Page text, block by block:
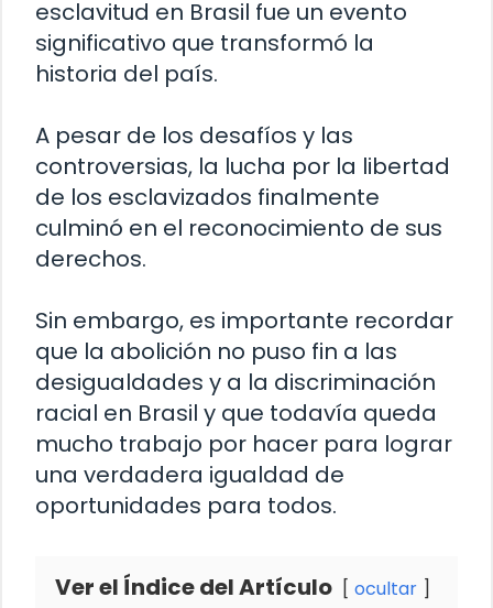
esclavitud en Brasil fue un evento
significativo que transformó la
historia del país.
A pesar de los desafíos y las
controversias, la lucha por la libertad
de los esclavizados finalmente
culminó en el reconocimiento de sus
derechos.
Sin embargo, es importante recordar
que la abolición no puso fin a las
desigualdades y a la discriminación
racial en Brasil y que todavía queda
mucho trabajo por hacer para lograr
una verdadera igualdad de
oportunidades para todos.
Ver el Índice del Artículo ocultar